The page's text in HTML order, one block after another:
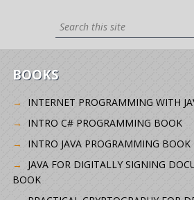
BOOKS
INTERNET PROGRAMMING WITH
INTRO C# PROGRAMMING BOOK
INTRO JAVA PROGRAMMING BOOK
JAVA FOR DIGITALLY SIGNING
BOOK